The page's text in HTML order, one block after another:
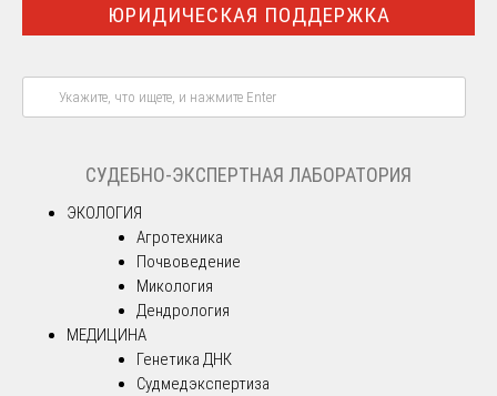
ЮРИДИЧЕСКАЯ ПОДДЕРЖКА
СУДЕБНО-ЭКСПЕРТНАЯ ЛАБОРАТОРИЯ
ЭКОЛОГИЯ
Агротехника
Почвоведение
Микология
Дендрология
МЕДИЦИНА
Генетика ДНК
Судмедэкспертиза